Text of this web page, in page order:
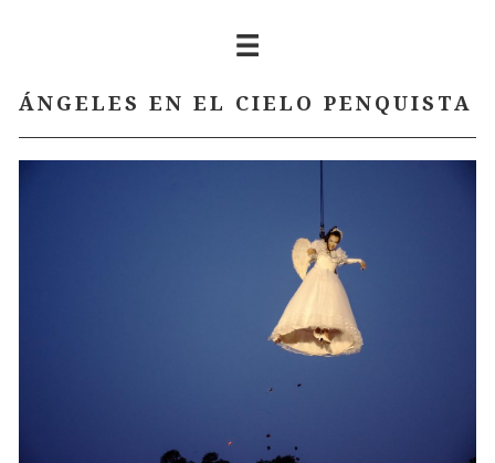
ÁNGELES EN EL CIELO PENQUISTA